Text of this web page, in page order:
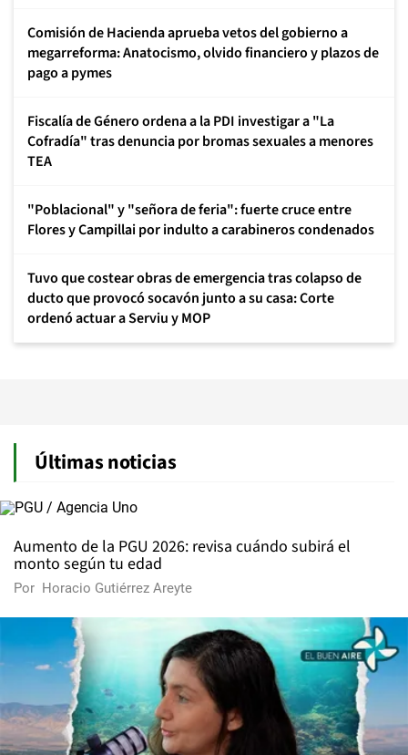
Comisión de Hacienda aprueba vetos del gobierno a
megarreforma: Anatocismo, olvido financiero y plazos de
pago a pymes
Fiscalía de Género ordena a la PDI investigar a "La
Cofradía" tras denuncia por bromas sexuales a menores
TEA
"Poblacional" y "señora de feria": fuerte cruce entre
Flores y Campillai por indulto a carabineros condenados
Tuvo que costear obras de emergencia tras colapso de
ducto que provocó socavón junto a su casa: Corte
ordenó actuar a Serviu y MOP
Últimas noticias
Aumento de la PGU 2026: revisa cuándo subirá el
monto según tu edad
Por Horacio Gutiérrez Areyte